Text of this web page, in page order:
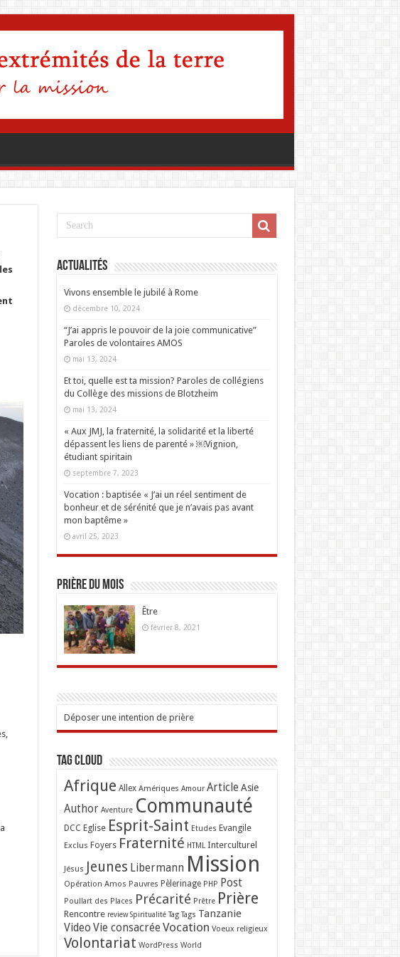
Actualités
Vivons ensemble le jubilé à Rome
décembre 10, 2024
“J’ai appris le pouvoir de la joie communicative”
Paroles de volontaires AMOS
mai 13, 2024
Et toi, quelle est ta mission? Paroles de collégiens
du Collège des missions de Blotzheim
mai 13, 2024
« Aux JMJ, la fraternité, la solidarité et la liberté
dépassent les liens de parenté » ￼Vignion,
étudiant spiritain
septembre 7, 2023
Vocation : baptisée « J’ai un réel sentiment de
bonheur et de sérénité que je n’avais pas avant
mon baptême »
avril 25, 2023
Prière du mois
Être
février 8, 2021
Déposer une intention de prière
Tag Cloud
Afrique Allex Amériques Amour Article Asie
Author Aventure Communauté
DCC Eglise Esprit-Saint Etudes Evangile
Exclus Foyers Fraternité HTML Interculturel
Jésus Jeunes Libermann Mission
Opération Amos Pauvres Pèlerinage PHP Post
Poullart des Places Précarité Prêtre Prière
Rencontre review Spiritualité Tag Tags Tanzanie
Video Vie consacrée Vocation Voeux religieux
Volontariat WordPress World